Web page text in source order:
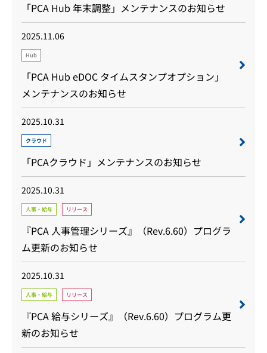
「PCA Hub 年末調整」メンテナンスのお知らせ
2025.11.06
Hub
「PCA Hub eDOC タイムスタンプオプション」
メンテナンスのお知らせ
2025.10.31
クラウド
「PCAクラウド」メンテナンスのお知らせ
2025.10.31
人事・給与 リリース
『PCA 人事管理シリーズ』（Rev.6.60）プログラ
ム更新のお知らせ
2025.10.31
人事・給与 リリース
『PCA 給与シリーズ』（Rev.6.60）プログラム更
新のお知らせ